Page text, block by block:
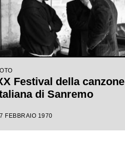
Festival della canzone
di Sanremo
FEBBRAIO 1970